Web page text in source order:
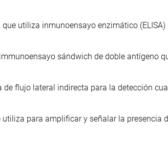
utiliza inmunoensayo enzimático
sándwich de doble antígeno
flujo lateral indirecta para la detección
para amplificar y señalar la presencia